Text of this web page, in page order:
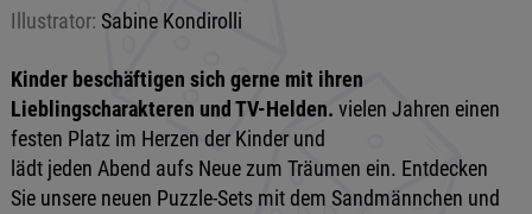
Illustrator: Sabine Kondirolli
Kinder beschäftigen sich gerne mit ihren
Lieblingscharakteren und TV-Helden. vielen Jahren einen
festen Platz im Herzen der Kinder und
lädt jeden Abend aufs Neue zum Träumen ein. Entdecken
Sie unsere neuen Puzzle-Sets mit dem Sandmännchen und